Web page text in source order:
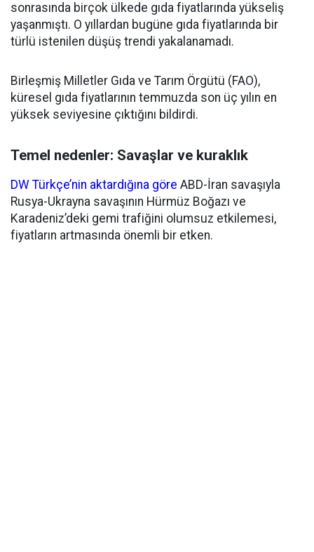
sonrasında birçok ülkede gıda fiyatlarında yükseliş
yaşanmıştı. O yıllardan bugüne gıda fiyatlarında bir
türlü istenilen düşüş trendi yakalanamadı.
Birleşmiş Milletler Gıda ve Tarım Örgütü (FAO),
küresel gıda fiyatlarının temmuzda son üç yılın en
yüksek seviyesine çıktığını bildirdi.
Temel nedenler: Savaşlar ve kuraklık
DW Türkçe’nin aktardığına göre ABD-İran savaşıyla
Rusya-Ukrayna savaşının Hürmüz Boğazı ve
Karadeniz’deki gemi trafiğini olumsuz etkilemesi,
fiyatların artmasında önemli bir etken.